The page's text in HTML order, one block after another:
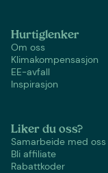
Hurtiglenker
Om oss
Klimakompensasjon
EE-avfall
Inspirasjon
Liker du oss?
Samarbeide med oss
Bli affiliate
Rabattkoder